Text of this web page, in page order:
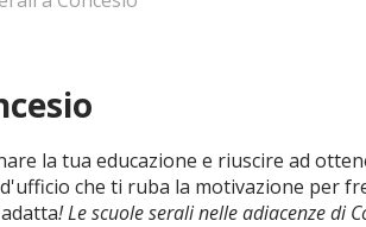
la tua educazione e riuscire ad
che ti ruba la motivazione per
! Le scuole serali nelle adiacenze di